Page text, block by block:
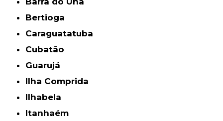
Bertioga
Caraguatatuba
Cubatão
Guarujá
Ilha Comprida
Ilhabela
Itanhaém